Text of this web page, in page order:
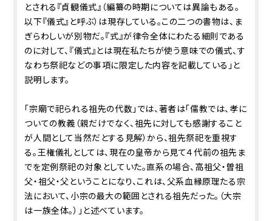
とされる『貞観儀式』（編纂の時期については異論もある。
以下『儀式』と呼ぶ）は現存している。この二つの書物は、ま
ぎらわしいが別物だ。『式』が律令全体にわたる細則である
のに対して、『儀式』とは現在私たちが使う意味での儀式、す
なわち祭祀などの事項に限定した内容を記載している」と
説明します。
「宗廟で祀られる祖先の代数」では、著者は「儒教では、孝に
ついての教義（親だけでなく、祖先に対しても感謝すること
が人間として当然だとする見解）から、祖先祭祀を重視す
る。王権儀礼としては、現在の皇帝から見て４代前の祖先ま
でを定例祭祀の対象としていた。直系の場合、高祖父・曽祖
父・祖父・父ということになり、これは、父系血縁原理たる宗
法において、小宗の最大の範囲とされる祖先だった。（大宗
は一族全体。）」と述べています。